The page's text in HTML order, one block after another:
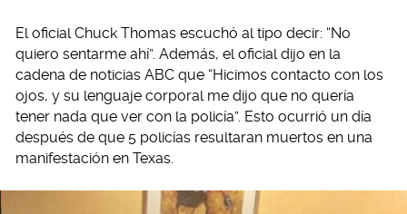
El oficial Chuck Thomas escuchó al tipo decir: “No
quiero sentarme ahí”. Además, el oficial dijo en la
cadena de noticias ABC que “Hicimos contacto con los
ojos, y su lenguaje corporal me dijo que no quería
tener nada que ver con la policía”. Esto ocurrió un día
después de que 5 policías resultaran muertos en una
manifestación en Texas.